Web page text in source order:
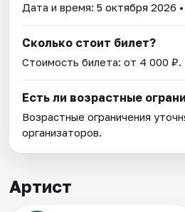
Дата и время:5 октября 2026
Сколько стоит билет?
Стоимость билета: от 4 000 ₽.
Есть ли возрастные
Возрастные ограничения
организаторов.
Артист